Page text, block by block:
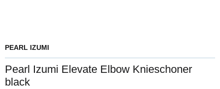
PEARL IZUMI
Pearl Izumi Elevate Elbow Knieschoner
black